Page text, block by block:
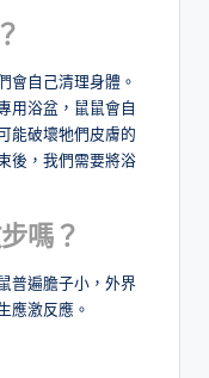
會自己清理身體。
用浴盆，鼠鼠會自
能破壞牠們皮膚的
後，我們需要將浴
嗎？
普遍膽子小，外界
應激反應。